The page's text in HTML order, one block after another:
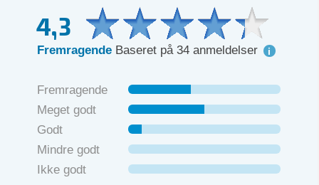
4,3
Fremragende Baseret på 34 anmeldelser
Fremragende
Meget godt
Godt
Mindre godt
Ikke godt